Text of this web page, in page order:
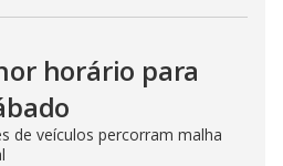
horário para
de veículos percorram malha